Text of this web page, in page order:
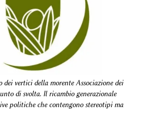
vertici della morente Associazione dei
di svolta. Il ricambio generazionale
politiche che contengono stereotipi ma